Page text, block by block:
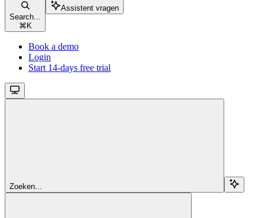
Search...
⌘ K
Assistent vragen
Book a demo
Login
Start 14-days free trial
Zoeken...